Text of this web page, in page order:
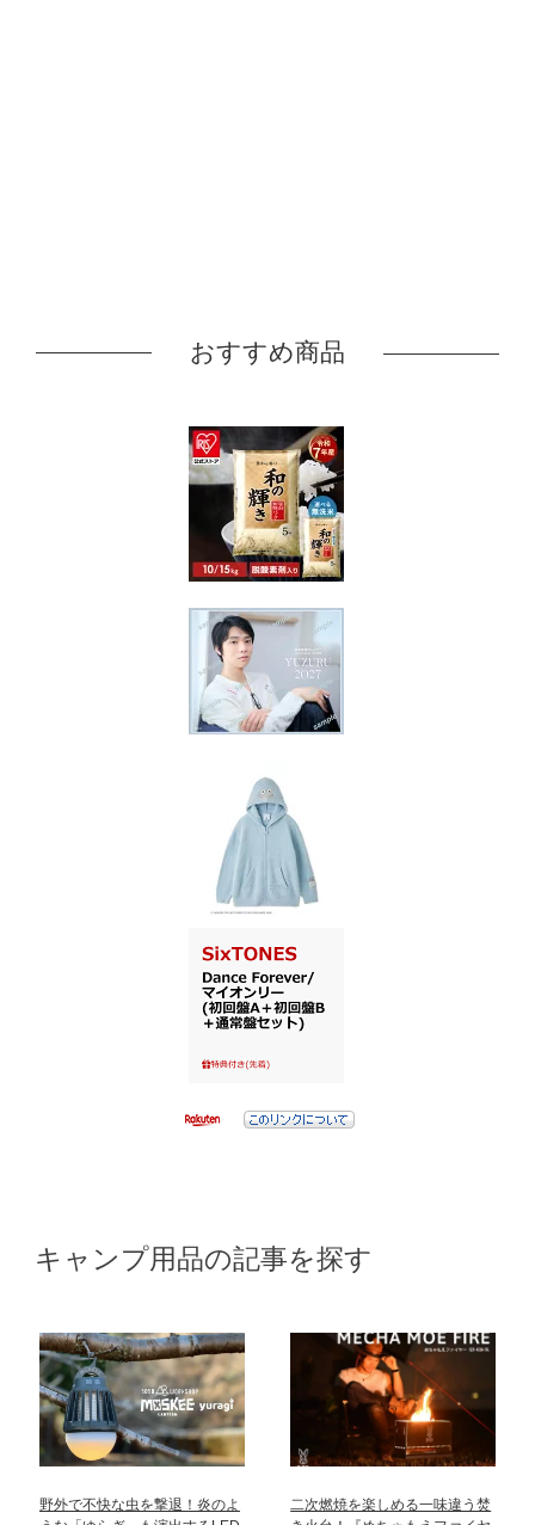
おすすめ商品
キャンプ用品の記事を探す
野外で不快な虫を撃退！炎のよ
二次燃焼を楽しめる一味違う焚